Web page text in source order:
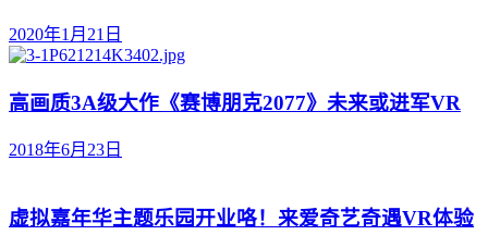
2020年1月21日
高画质3A级大作《赛博朋克2077》未来或进军VR
2018年6月23日
虚拟嘉年华主题乐园开业咯！来爱奇艺奇遇VR体验